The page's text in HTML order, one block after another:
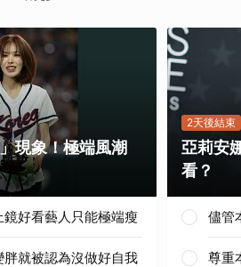
現象！極端風潮
好看藝人只能極端瘦
就被認為沒做好自我
2天後結束
亞莉安
看？
儘管
尊重